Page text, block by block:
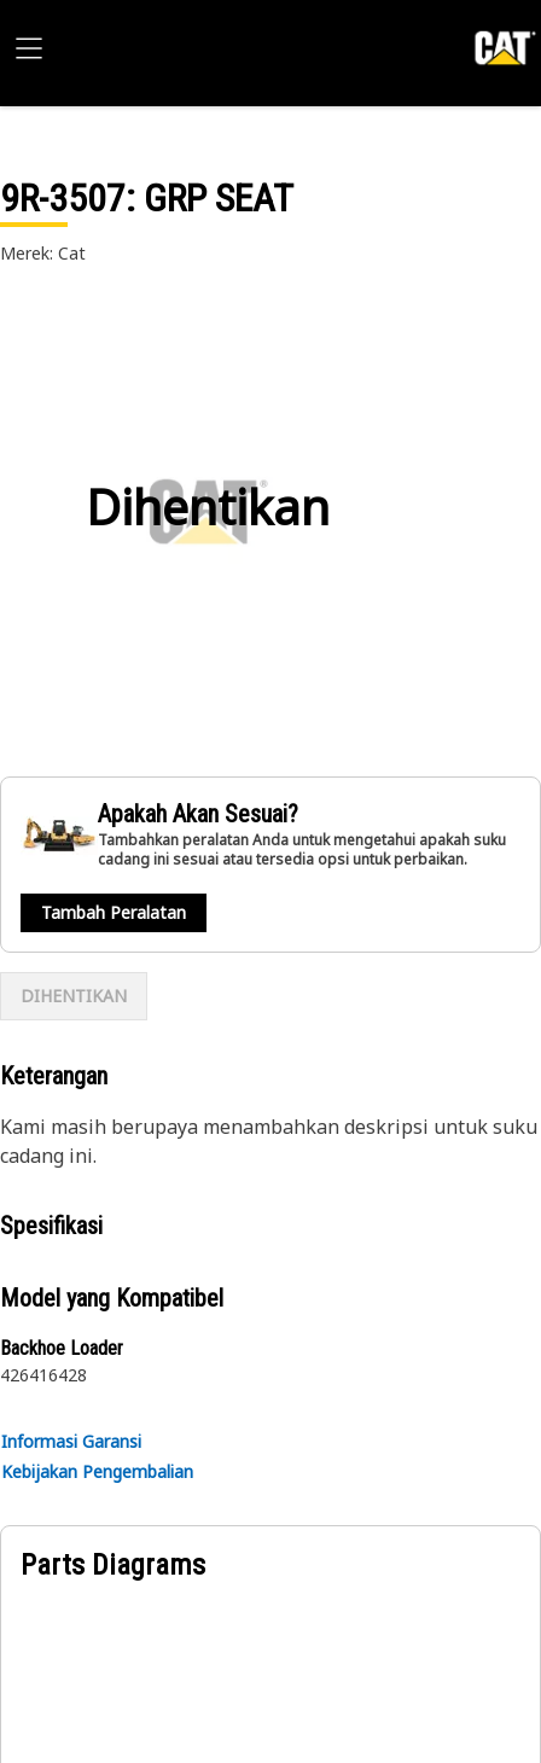
9R-3507: GRP SEAT
Merek: Cat
Dihentikan
Apakah Akan Sesuai?
Tambahkan peralatan Anda untuk mengetahui apakah suku
cadang ini sesuai atau tersedia opsi untuk perbaikan.
Tambah Peralatan
DIHENTIKAN
Keterangan
Kami masih berupaya menambahkan deskripsi untuk suku
cadang ini.
Spesifikasi
Model yang Kompatibel
Backhoe Loader
426416428
Informasi Garansi
Kebijakan Pengembalian
Parts Diagrams